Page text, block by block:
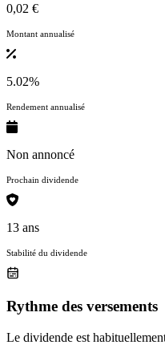
0,02 €
Montant annualisé
5.02%
Rendement annualisé
Non annoncé
Prochain dividende
13 ans
Stabilité du dividende
Rythme des versements
Le dividende est